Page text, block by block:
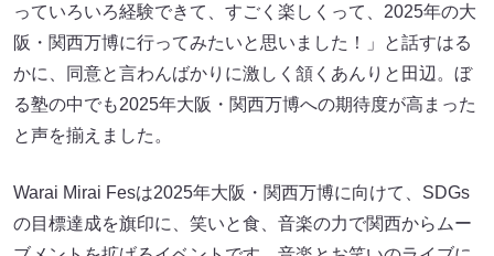
っていろいろ経験できて、すごく楽しくって、2025年の大
阪・関西万博に行ってみたいと思いました！」と話すはる
かに、同意と言わんばかりに激しく頷くあんりと田辺。ぼ
る塾の中でも2025年大阪・関西万博への期待度が高まった
と声を揃えました。
Warai Mirai Fesは2025年大阪・関西万博に向けて、SDGs
の目標達成を旗印に、笑いと食、音楽の力で関西からムー